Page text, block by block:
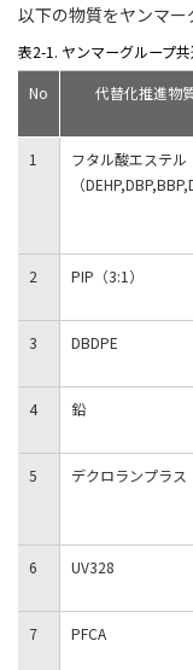
以下の物質をヤンマー
表2-1. ヤンマーグループ
No
代替化推進物
1
フタル酸エステル
（
2
PIP（3:1）
3
DBDPE
4 鉛
5
デクロランプラス
6 UV328
7
PFCA